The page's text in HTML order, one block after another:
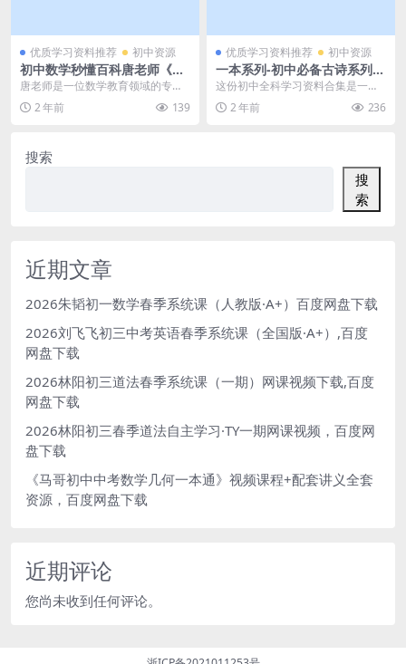
优质学习资料推荐 初中资源
初中数学秒懂百科唐老师《一
本行走的数学字典》高清视频
226集 百度网盘下载
唐老师是一位数学教育领域的专
家，他推出的《一本行走的数学字
典》高清视频系列已经拥...
2 年前 139
优质学习资料推荐 初中资源
一本系列-初中必备古诗系列
全科学习资料合集PDF文档(资
源合计7.06GB）百度网盘下载
这份初中全科学习资料合集是一个
非常有价值的资源。它包含了初中
的各个学科，让学生能...
2 年前 236
搜索
搜
索
近期文章
2026朱韬初一数学春季系统课（人教版·A+）百度网盘下载
2026刘飞飞初三中考英语春季系统课（全国版·A+）,百度
网盘下载
2026林阳初三道法春季系统课（一期）网课视频下载,百度
网盘下载
2026林阳初三春季道法自主学习·TY一期网课视频，百度网
盘下载
《马哥初中中考数学几何一本通》视频课程+配套讲义全套
资源，百度网盘下载
近期评论
您尚未收到任何评论。